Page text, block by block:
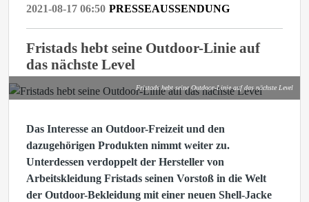
2021-08-17 06:50 PRESSEAUSSENDUNG
Fristads hebt seine Outdoor-Linie auf
das nächste Level
Fristads hebt seine Outdoor-Linie auf das nächste Level
Das Interesse an Outdoor-Freizeit und den
dazugehörigen Produkten nimmt weiter zu.
Unterdessen verdoppelt der Hersteller von
Arbeitskleidung Fristads seinen Vorstoß in die Welt
der Outdoor-Bekleidung mit einer neuen Shell-Jacke